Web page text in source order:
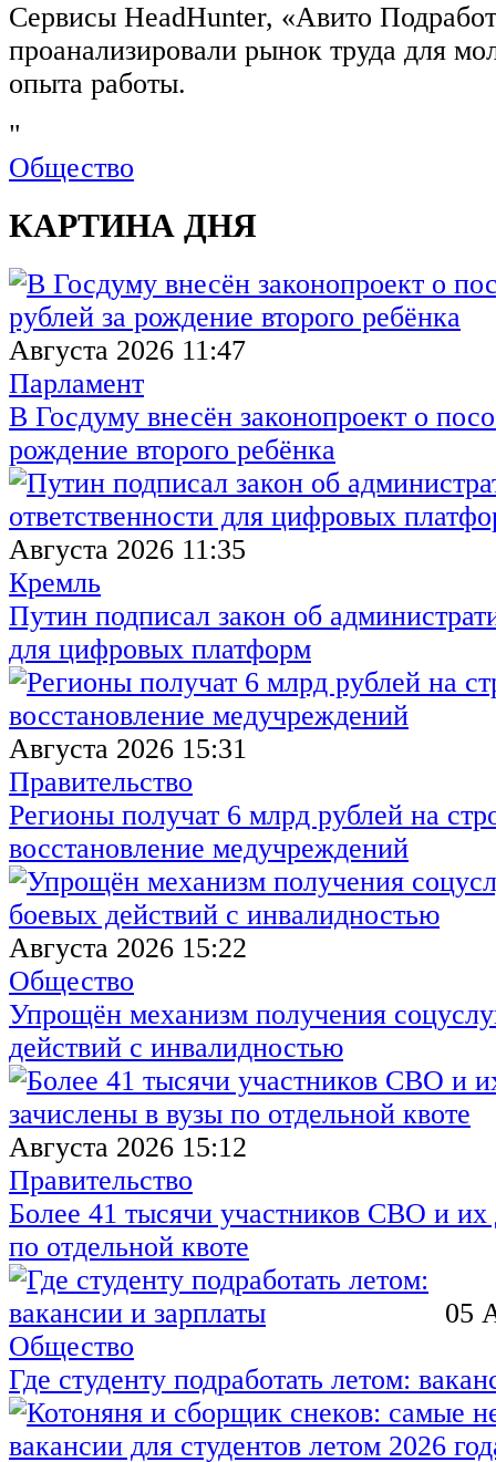
Сервисы HeadHunter, «Авито
проанализировали рынок труда для
опыта работы.
"
Общество
КАРТИНА ДНЯ
Августа 2026 11:47
Парламент
В Госдуму внесён законопроект о
рождение второго ребёнка
Августа 2026 11:35
Кремль
Путин подписал закон об
для цифровых платформ
Августа 2026 15:31
Правительство
Регионы получат 6 млрд рублей на
восстановление медучреждений
Августа 2026 15:22
Общество
Упрощён механизм получения
действий с инвалидностью
Августа 2026 15:12
Правительство
Более 41 тысячи участников СВО и их
по отдельной квоте
05
Общество
Где студенту подработать летом: